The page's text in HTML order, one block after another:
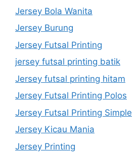
Jersey Bola Wanita
Jersey Burung
Jersey Futsal Printing
jersey futsal printing batik
Jersey futsal printing hitam
Jersey Futsal Printing Polos
Jersey Futsal Printing Simple
Jersey Kicau Mania
Jersey Printing